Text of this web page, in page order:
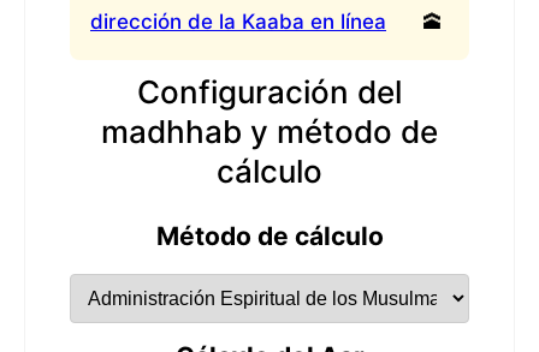
dirección de la Kaaba en línea
🕋
Configuración del
madhhab y método de
cálculo
Método de cálculo